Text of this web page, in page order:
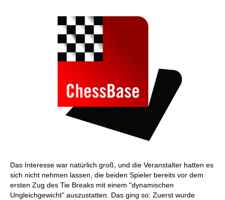
Das Interesse war natürlich groß, und die Veranstalter hatten es
sich nicht nehmen lassen, die beiden Spieler bereits vor dem
ersten Zug des Tie Breaks mit einem "dynamischen
Ungleichgewicht" auszustatten. Das ging so: Zuerst wurde